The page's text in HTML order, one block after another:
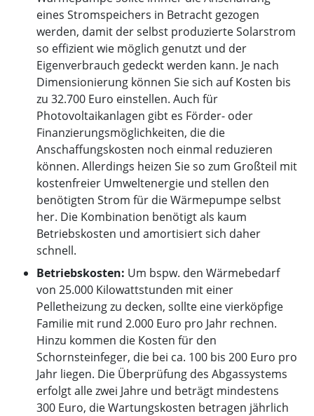
eines Stromspeichers in Betracht gezogen
werden, damit der selbst produzierte Solarstrom
so effizient wie möglich genutzt und der
Eigenverbrauch gedeckt werden kann. Je nach
Dimensionierung können Sie sich auf Kosten bis
zu 32.700 Euro einstellen. Auch für
Photovoltaikanlagen gibt es Förder- oder
Finanzierungsmöglichkeiten, die die
Anschaffungskosten noch einmal reduzieren
können. Allerdings heizen Sie so zum Großteil mit
kostenfreier Umweltenergie und stellen den
benötigten Strom für die Wärmepumpe selbst
her. Die Kombination benötigt als kaum
Betriebskosten und amortisiert sich daher
schnell.
Betriebskosten: Um bspw. den Wärmebedarf
von 25.000 Kilowattstunden mit einer
Pelletheizung zu decken, sollte eine vierköpfige
Familie mit rund 2.000 Euro pro Jahr rechnen.
Hinzu kommen die Kosten für den
Schornsteinfeger, die bei ca. 100 bis 200 Euro pro
Jahr liegen. Die Überprüfung des Abgassystems
erfolgt alle zwei Jahre und beträgt mindestens
300 Euro, die Wartungskosten betragen jährlich